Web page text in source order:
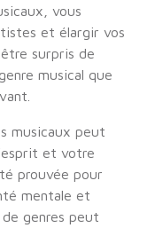
vous
et élargir vos
surpris de
musical que
musicaux peut
et votre
prouvée pour
mentale et
genres peut